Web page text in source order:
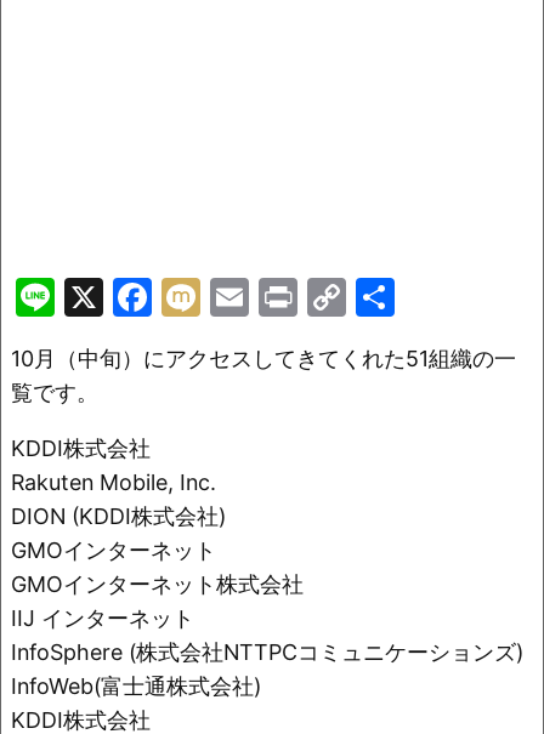
Li
e
X
F
c
o
o
k
M
i
E
ai
Pr
t
C
p
10月（中旬）にアクセスしてきてくれた51組織の一
覧です。
KDDI株式会社
Rakuten Mobile, Inc.
DION (KDDI株式会社)
GMOインターネット
GMOインターネット株式会社
IIJ インターネット
InfoSphere (株式会社NTTPCコミュニケーションズ)
InfoWeb(富士通株式会社)
KDDI株式会社